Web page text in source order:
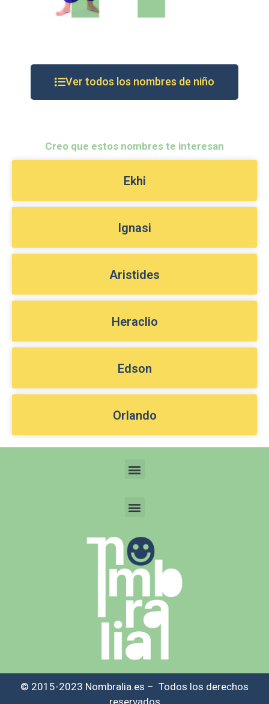
Ver todos los nombres de niño
Creo que estos nombres te interesan
Ekhi
Ignasi
Aristides
Heraclio
Edson
Orlando
© 2015-2023 Nombralia.es – Todos los derechos
reservados